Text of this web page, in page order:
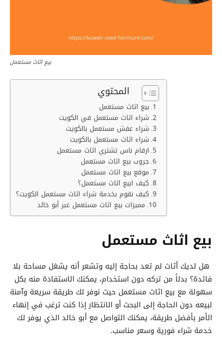
بيع اثاث مستعمل
المحتوي
بيع اثاث مستعمل
شراء اثاث مستعمل في الكويت
شراء عفش مستعمل بالكويت
شراء اثاث مستعمل بالكويت
ارقام ناس تشتري اثاث مستعمل
جروب بيع اثاث مستعمل
موقع بيع اثاث مستعمل
كيف ابيع اثاث مستعمل؟
كيف نقوم بخدمة شراء اثاث مستعمل الكويت؟
مميزات بيع اثاث مستعمل عبر أبو خالد
بيع اثاث مستعمل
هل لديك أثاث لم تعد بحاجة إليه وتشعر أنه يشغل مساحة بلا
فائدة؟ بدلاً من تركه دون استخدام، يمكنك الاستفادة منه بكل
سهولة مع بيع اثاث مستعمل حيث نوفر لك طريقة سريعة وآمنة
لبيعه دون الحاجة إلى البحث أو الانتظار إذا كنت ترغب في إنهاء
الأمر بأفضل طريقة، يمكنك التواصل مع أبو خالد الذي يوفر لك
خدمة شراء فورية وسعر مناسب.